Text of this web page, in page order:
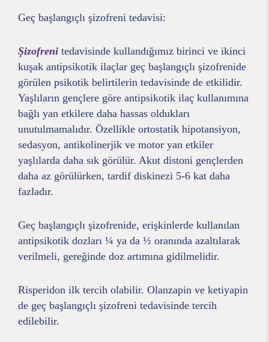
Geç başlangıçlı şizofreni tedavisi:
Şizofreni tedavisinde kullandığımız birinci ve ikinci
kuşak antipsikotik ilaçlar geç başlangıçlı şizofrenide
görülen psikotik belirtilerin tedavisinde de etkilidir.
Yaşlıların gençlere göre antipsikotik ilaç kullanımına
bağlı yan etkilere daha hassas oldukları
unutulmamalıdır. Özellikle ortostatik hipotansiyon,
sedasyon, antikolinerjik ve motor yan etkiler
yaşlılarda daha sık görülür. Akut distoni gençlerden
daha az görülürken, tardif diskinezi 5-6 kat daha
fazladır.
Geç başlangıçlı şizofrenide, erişkinlerde kullanılan
antipsikotik dozları ¼ ya da ½ oranında azaltılarak
verilmeli, gereğinde doz artımına gidilmelidir.
Risperidon ilk tercih olabilir. Olanzapin ve ketiyapin
de geç başlangıçlı şizofreni tedavisinde tercih
edilebilir.